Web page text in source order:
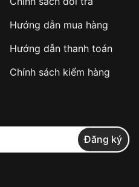
hàng nhanh chóng
hủy đơn không mong
Hướng dẫn mua hàng
Hướng dẫn thanh toán
Chính sách kiểm hàng
Đăng ký